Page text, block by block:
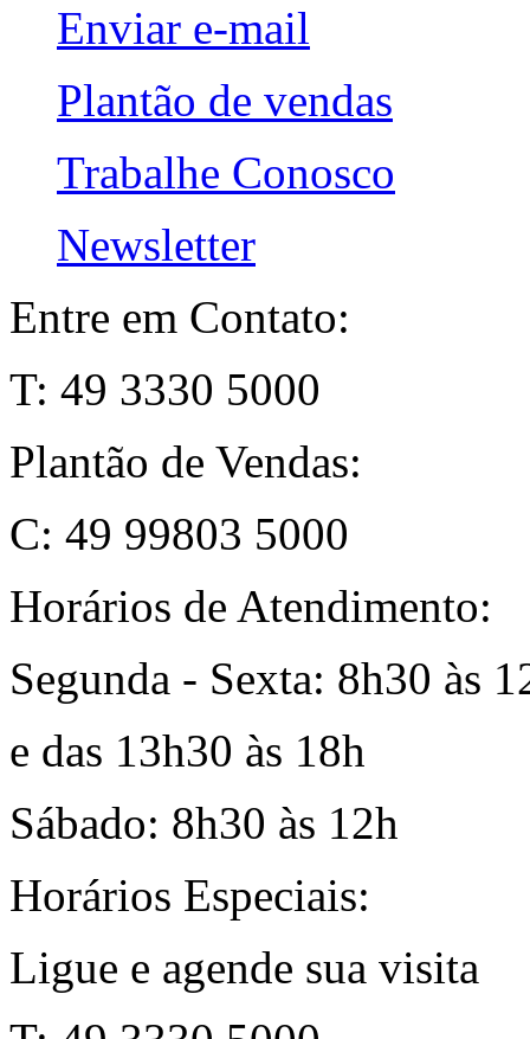
Enviar e-mail
Plantão de vendas
Trabalhe Conosco
Newsletter
Entre em Contato:
T: 49 3330 5000
Plantão de Vendas:
C: 49 99803 5000
Horários de Atendimento:
Segunda - Sexta: 8h30 às
e das 13h30 às 18h
Sábado: 8h30 às 12h
Horários Especiais:
Ligue e agende sua visita